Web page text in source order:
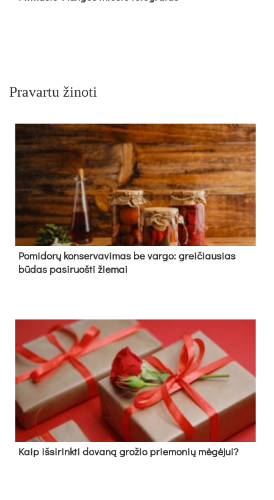
Pravartu žinoti
Pomidorų konservavimas be vargo: greičiausias
būdas pasiruošti žiemai
Kaip išsirinkti dovaną grožio priemonių mėgėjui?